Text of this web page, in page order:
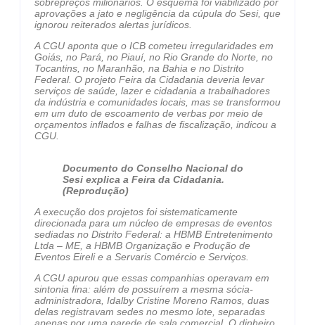
sobrepreços milionários. O esquema foi viabilizado por
aprovações a jato e negligência da cúpula do Sesi, que
ignorou reiterados alertas jurídicos.
A CGU aponta que o ICB cometeu irregularidades em
Goiás, no Pará, no Piauí, no Rio Grande do Norte, no
Tocantins, no Maranhão, na Bahia e no Distrito
Federal. O projeto Feira da Cidadania deveria levar
serviços de saúde, lazer e cidadania a trabalhadores
da indústria e comunidades locais, mas se transformou
em um duto de escoamento de verbas por meio de
orçamentos inflados e falhas de fiscalização, indicou a
CGU.
Documento do Conselho Nacional do
Sesi explica a Feira da Cidadania.
(Reprodução)
A execução dos projetos foi sistematicamente
direcionada para um núcleo de empresas de eventos
sediadas no Distrito Federal: a HBMB Entretenimento
Ltda – ME, a HBMB Organização e Produção de
Eventos Eireli e a Servaris Comércio e Serviços.
A CGU apurou que essas companhias operavam em
sintonia fina: além de possuírem a mesma sócia-
administradora, Idalby Cristine Moreno Ramos, duas
delas registravam sedes no mesmo lote, separadas